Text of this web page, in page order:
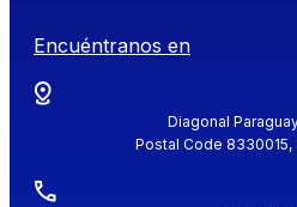
Encuéntranos en
Diagonal
Postal Code 8330015,